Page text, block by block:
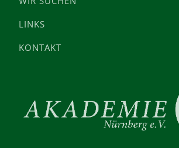
LINKS
KONTAKT